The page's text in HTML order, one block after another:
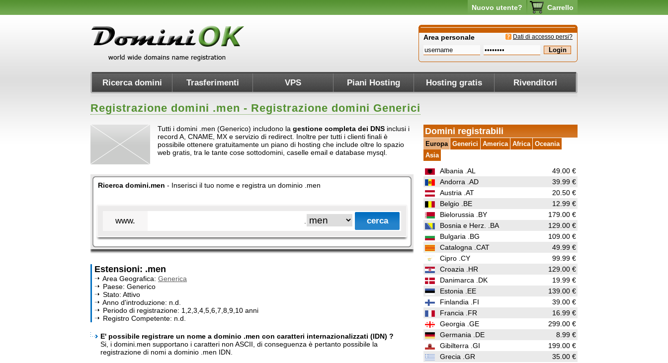
Nuovo utente? Carrello
Dati di accesso persi?
Area personale
Ricerca domini Trasferimenti VPS Piani Hosting Hosting gratis Rivenditori
Registrazione domini .men - Registrazione domini Generici
Tutti i domini .men (Generico) includono la gestione completa dei DNS inclusi i
record A, CNAME, MX e servizio di redirect. Inoltre per tutti i clienti finali è
possibile ottenere gratuitamente un piano di hosting che include oltre lo spazio
web gratis, tra le tante cose sottodomini, caselle email e database mysql.
Ricerca domini.men - Inserisci il tuo nome e registra un dominio .men
www.
Estensioni: .men
Area Geografica: Generica
Paese: Generico
Stato: Attivo
Anno d'introduzione: n.d.
Periodo di registrazione: 1,2,3,4,5,6,7,8,9,10 anni
Registro Competente: n.d.
E' possibile registrare un nome a dominio .men con caratteri internazionalizzati (IDN) ?
Si, i domini.men supportano i caratteri non ASCII, di conseguenza è pertanto possibile la
registrazione di nomi a dominio .men IDN.
Domini registrabili
Europa Generici America Africa Oceania
Asia
Albania .AL
49.00 €
Andorra .AD
39.99 €
Austria .AT
20.50 €
Belgio .BE
12.99 €
Bielorussia .BY
179.00 €
Bosnia e Herz. .BA
129.00 €
Bulgaria .BG
109.00 €
Catalogna .CAT
49.99 €
Cipro .CY
99.99 €
Croazia .HR
129.00 €
Danimarca .DK
19.99 €
Estonia .EE
139.00 €
Finlandia .FI
39.00 €
Francia .FR
16.99 €
Georgia .GE
299.00 €
Germania .DE
8.99 €
Gibilterra .GI
199.00 €
Grecia .GR
35.00 €